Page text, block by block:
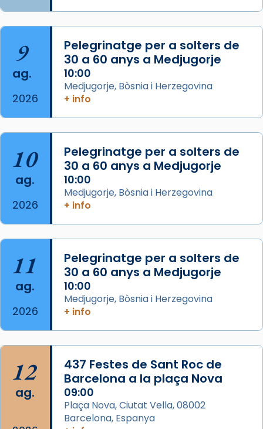
2 weeks ago
missa d’acció de gràcies en agraïment al
comitè organitzador de la visita apostòlica
del Sant Pare Lleó XIV a Barcelona, i als
col·laboradors, a la Catedral de Barcelona.
Mons. David Abadías.
📸 Dr. G. Simón
Photo
2 weeks ago
Memòria de les santes Juliana i
Semproniana, verges i màrtirs.
Acompanyant la història de sant Cugat, a
partir de l’Edat Mitjana sorgeix la tradició
que les santes Juliana (“relatiu a Júlia”) i
Semproniana (“relatiu a Semprònia =
eterna”) són deixebles seves. I l’any 1667, el
frare Joan Gaspar Roig, afirma en una obra
que les santes són filles de l’antiga Iluro.
Mataró en reivindicarà les relíquies fins que
9
ag.
2026
Pelegrinatge per a solters de
30 a 60 anys a Medjugorje
10:00
Medjugorje, Bòsnia i Herzegovina
+ info
10
ag.
2026
Pelegrinatge per a solters de
30 a 60 anys a Medjugorje
10:00
Medjugorje, Bòsnia i Herzegovina
+ info
11
ag.
2026
Pelegrinatge per a solters de
30 a 60 anys a Medjugorje
10:00
Medjugorje, Bòsnia i Herzegovina
+ info
12
ag.
437 Festes de Sant Roc de
Barcelona a la plaça Nova
09:00
Plaça Nova, Ciutat Vella, 08002
Barcelona, Espanya